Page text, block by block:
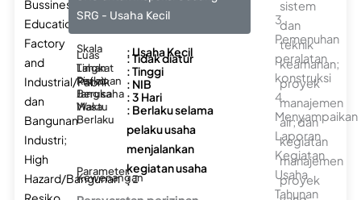
Bussiness/Bisnis;
Educational/Pendidikan;
Factory
and
Industrial/Pabrik
dan
Bangunan
Industri;
High
Hazard/Bangunan
SRG - Usaha Kecil
Skala : Usaha Kecil
Luas
Lahan
: Tidak diatur
Tingkat
Risiko
: Tinggi
Perizinan
Berusaha
: NIB
Jangka
Waktu
: 3 Hari
Masa
Berlaku
: Berlaku selama
pelaku usaha
menjalankan
kegiatan usaha
Parameter: -
Kewenangan
: -
3.
Pemenuhan
peralatan
konstruksi
4.
Menyampaikan
Laporan
Kegiatan
Usaha
Tahunan
sistem
dan
teknik
keamanan;
proyek
manajemen
air; dan
kegiatan
manajemen
proyek